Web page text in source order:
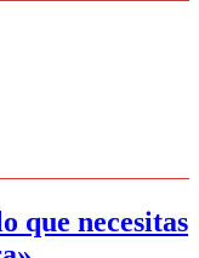
que necesitas